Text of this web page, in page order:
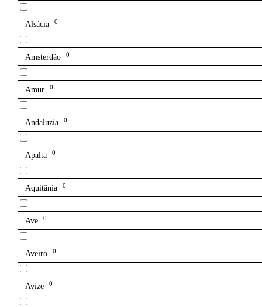
Alsácia 0
Amsterdão 0
Amur 0
Andaluzia 0
Apalta 0
Aquitânia 0
Ave 0
Aveiro 0
Avize 0